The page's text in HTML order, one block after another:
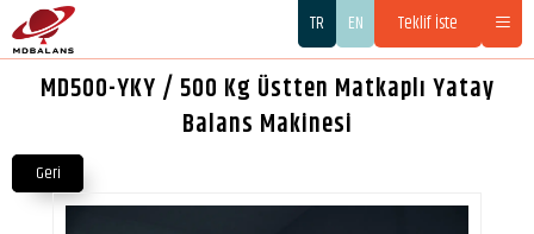
TR EN Teklif İste
MD500-YKY / 500 Kg Üstten Matkaplı Yatay
Balans Makinesi
Geri